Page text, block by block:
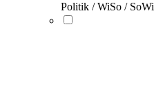
Politik / WiSo / SoWi